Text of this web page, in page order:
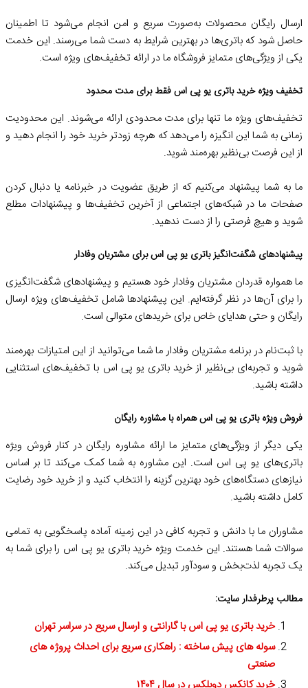
ارسال رایگان محصولات به‌صورت سریع و امن انجام می‌شود تا اطمینان
حاصل شود که باتری‌ها در بهترین شرایط به دست شما می‌رسند. این خدمت
یکی از ویژگی‌های متمایز فروشگاه ما در ارائه تخفیف‌های ویژه است.
تخفیف ویژه خرید باتری یو پی اس فقط برای مدت محدود
تخفیف‌های ویژه ما تنها برای مدت محدودی ارائه می‌شوند. این محدودیت
زمانی به شما این انگیزه را می‌دهد که هرچه زودتر خرید خود را انجام دهید و
از این فرصت بی‌نظیر بهره‌مند شوید.
ما به شما پیشنهاد می‌کنیم که از طریق عضویت در خبرنامه یا دنبال کردن
صفحات ما در شبکه‌های اجتماعی از آخرین تخفیف‌ها و پیشنهادات مطلع
شوید و هیچ فرصتی را از دست ندهید.
پیشنهادهای شگفت‌انگیز باتری یو پی اس برای مشتریان وفادار
ما همواره قدردان مشتریان وفادار خود هستیم و پیشنهادهای شگفت‌انگیزی
را برای آن‌ها در نظر گرفته‌ایم. این پیشنهادها شامل تخفیف‌های ویژه ارسال
رایگان و حتی هدایای خاص برای خریدهای متوالی است.
با ثبت‌نام در برنامه مشتریان وفادار ما شما می‌توانید از این امتیازات بهره‌مند
شوید و تجربه‌ای بی‌نظیر از خرید باتری یو پی اس با تخفیف‌های استثنایی
داشته باشید.
فروش ویژه باتری یو پی اس همراه با مشاوره رایگان
یکی دیگر از ویژگی‌های متمایز ما ارائه مشاوره رایگان در کنار فروش ویژه
باتری‌های یو پی اس است. این مشاوره به شما کمک می‌کند تا بر اساس
نیازهای دستگاه‌های خود بهترین گزینه را انتخاب کنید و از خرید خود رضایت
کامل داشته باشید.
مشاوران ما با دانش و تجربه کافی در این زمینه آماده پاسخگویی به تمامی
سوالات شما هستند. این خدمت ویژه خرید باتری یو پی اس را برای شما به
یک تجربه لذت‌بخش و سودآور تبدیل می‌کند.
مطالب پرطرفدار سایت:
خرید باتری یو پی اس با گارانتی و ارسال سریع در سراسر تهران
سوله های پیش ساخته : راهکاری سریع برای احداث پروژه های
صنعتی